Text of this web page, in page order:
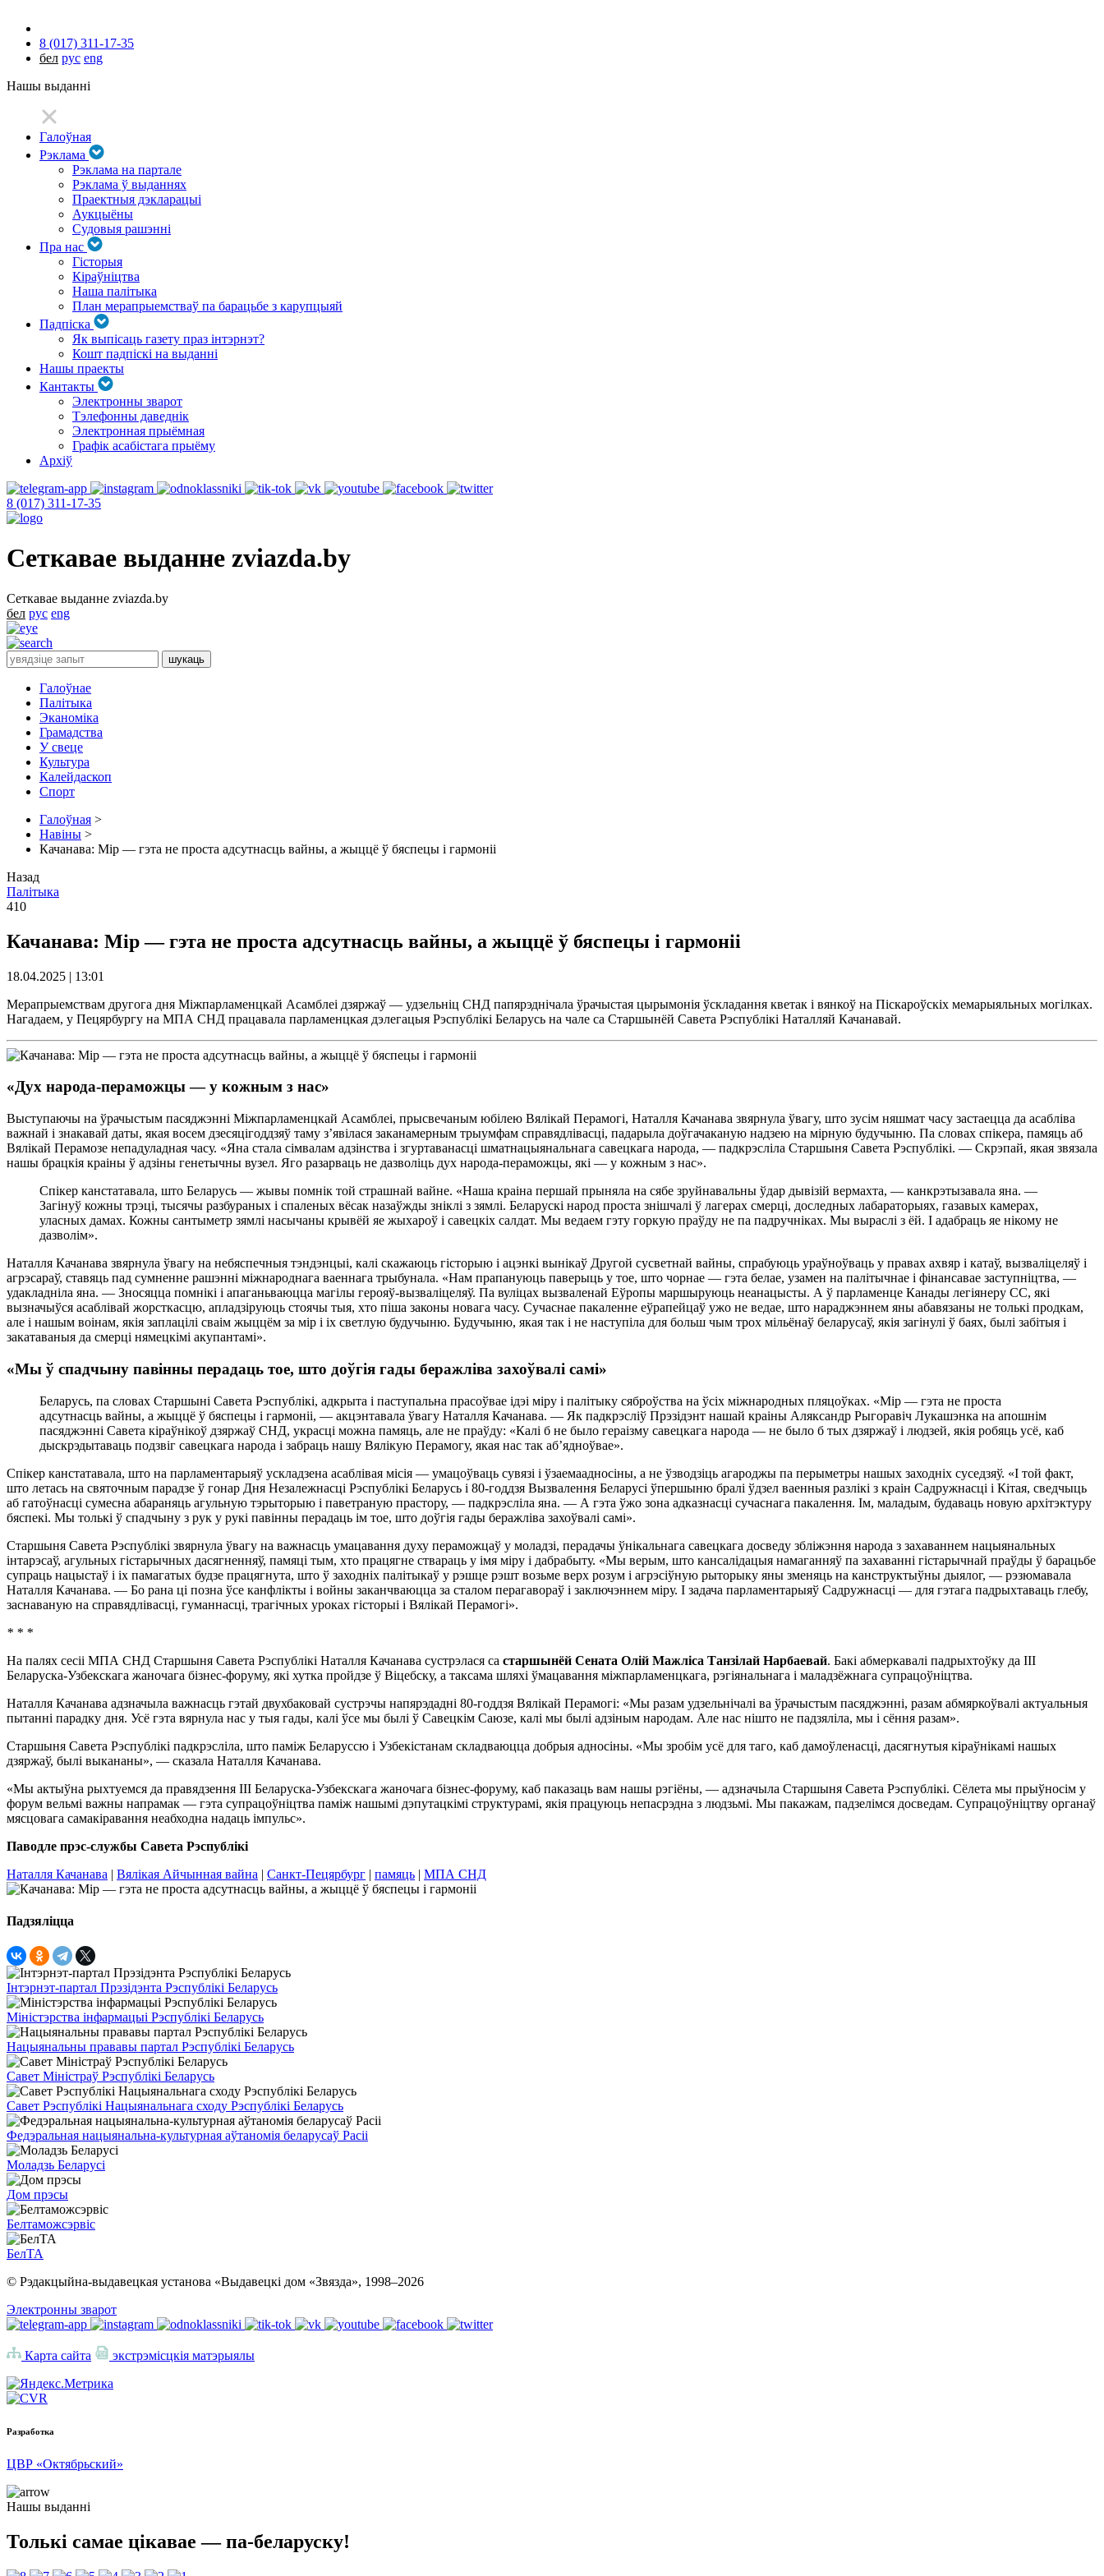
8 (017) 311-17-35
бел рус eng
Нашы выданні
Галоўная
Рэклама
Рэклама на партале
Рэклама ў выданнях
Праектныя дэкларацыі
Аукцыёны
Судовыя рашэнні
Пра нас
Гісторыя
Кіраўніцтва
Наша палітыка
План мерапрыемстваў па барацьбе з карупцыяй
Падпіска
Як выпісаць газету праз інтэрнэт?
Кошт падпіскі на выданні
Нашы праекты
Кантакты
Электронны зварот
Тэлефонны даведнік
Электронная прыёмная
Графік асабістага прыёму
Архіў
8 (017) 311-17-35
Сеткавае выданне zviazda.by
Сеткавае выданне zviazda.by
бел рус eng
Галоўнае
Палітыка
Эканоміка
Грамадства
У свеце
Культура
Калейдаскоп
Спорт
Галоўная >
Навіны >
Качанава: Мiр — гэта не проста адсутнасць вайны, а жыццё ў бяспецы i гармонii
Назад
Палітыка
410
Качанава: Мiр — гэта не проста адсутнасць вайны, а жыццё ў бяспецы i гармонii
18.04.2025 | 13:01
Мерапрыемствам другога дня Мiжпарламенцкай Асамблеi дзяржаў — удзельнiц СНД папярэднiчала ўрачыстая цырымонiя ўскладання кветак i вянкоў на Пiскароўскiх мемарыяльных могiлках.
Нагадаем, у Пецярбургу на МПА СНД працавала парламенцкая дэлегацыя Рэспублiкi Беларусь на чале са Старшынёй Савета Рэспублiкi Наталляй Качанавай.
«Дух народа-пераможцы — у кожным з нас»
Выступаючы на ўрачыстым пасяджэннi Мiжпарламенцкай Асамблеi, прысвечаным юбiлею Вялiкай Перамогi, Наталля Качанава звярнула ўвагу, што зусiм няшмат часу застаецца да асаблiва
важнай i знакавай даты, якая восем дзесяцiгоддзяў таму з’явiлася заканамерным трыумфам справядлiвасцi, падарыла доўгачаканую надзею на мiрную будучыню. Па словах спiкера, памяць аб
Вялiкай Перамозе непадуладная часу. «Яна стала сiмвалам адзiнства i згуртаванасцi шматнацыянальнага савецкага народа, — падкрэслiла Старшыня Савета Рэспублiкi. — Скрэпай, якая звязала
нашы брацкiя краiны ў адзiны генетычны вузел. Яго разарваць не дазволiць дух народа-пераможцы, якi — у кожным з нас».
Спiкер канстатавала, што Беларусь — жывы помнiк той страшнай вайне. «Наша краiна першай прыняла на сябе зруйнавальны ўдар дывiзiй вермахта, — канкрэтызавала яна. —
Загiнуў кожны трэцi, тысячы разбураных i спаленых вёсак назаўжды знiклi з зямлi. Беларускi народ проста знiшчалi ў лагерах смерцi, доследных лабараторыях, газавых камерах,
уласных дамах. Кожны сантыметр зямлi насычаны крывёй яе жыхароў i савецкiх салдат. Мы ведаем гэту горкую праўду не па падручнiках. Мы выраслi з ёй. I адабраць яе нiкому не
дазволiм».
Наталля Качанава звярнула ўвагу на небяспечныя тэндэнцыi, калi скажаюць гiсторыю i ацэнкi вынiкаў Другой сусветнай вайны, спрабуюць ураўноўваць у правах ахвяр i катаў, вызвалiцеляў i
агрэсараў, ставяць пад сумненне рашэннi мiжнароднага ваеннага трыбунала. «Нам прапануюць паверыць у тое, што чорнае — гэта белае, узамен на палiтычнае i фiнансавае заступнiцтва, —
удакладнiла яна. — Зносяцца помнiкi i апаганьваюцца магiлы герояў-вызвалiцеляў. Па вулiцах вызваленай Еўропы маршыруюць неанацысты. А ў парламенце Канады легiянеру СС, якi
вызначыўся асаблiвай жорсткасцю, апладзiруюць стоячы тыя, хто пiша законы новага часу. Сучаснае пакаленне еўрапейцаў ужо не ведае, што нараджэннем яны абавязаны не толькi продкам,
але i нашым воiнам, якiя заплацiлi сваiм жыццём за мiр i iх светлую будучыню. Будучыню, якая так i не наступiла для больш чым трох мiльёнаў беларусаў, якiя загiнулi ў баях, былi забiтыя i
закатаваныя да смерцi нямецкiмi акупантамi».
«Мы ў спадчыну павiнны перадаць тое, што доўгiя гады беражлiва захоўвалi самi»
Беларусь, па словах Старшынi Савета Рэспублiкi, адкрыта i паступальна прасоўвае iдэi мiру i палiтыку сяброўства на ўсiх мiжнародных пляцоўках. «Мiр — гэта не проста
адсутнасць вайны, а жыццё ў бяспецы i гармонii, — акцэнтавала ўвагу Наталля Качанава. — Як падкрэслiў Прэзiдэнт нашай краiны Аляксандр Рыгоравiч Лукашэнка на апошнiм
пасяджэннi Савета кiраўнiкоў дзяржаў СНД, украсцi можна памяць, але не праўду: «Калi б не было гераiзму савецкага народа — не было б тых дзяржаў i людзей, якiя робяць усё, каб
дыскрэдытаваць подзвiг савецкага народа i забраць нашу Вялiкую Перамогу, якая нас так аб’ядноўвае».
Спiкер канстатавала, што на парламентарыяў ускладзена асаблiвая мiсiя — умацоўваць сувязi i ўзаемаадносiны, а не ўзводзiць агароджы па перыметры нашых заходнiх суседзяў. «I той факт,
што летась на святочным парадзе ў гонар Дня Незалежнасцi Рэспублiкi Беларусь i 80-годдзя Вызвалення Беларусi ўпершыню бралi ўдзел ваенныя разлiкi з краiн Садружнасцi i Кiтая, сведчыць
аб гатоўнасцi сумесна абараняць агульную тэрыторыю i паветраную прастору, — падкрэслiла яна. — А гэта ўжо зона адказнасцi сучаснага пакалення. Iм, маладым, будаваць новую архiтэктуру
бяспекi. Мы толькi ў спадчыну з рук у рукi павiнны перадаць iм тое, што доўгiя гады беражлiва захоўвалi самi».
Старшыня Савета Рэспублiкi звярнула ўвагу на важнасць умацавання духу пераможцаў у моладзi, перадачы ўнiкальнага савецкага досведу зблiжэння народа з захаваннем нацыянальных
iнтарэсаў, агульных гiстарычных дасягненняў, памяцi тым, хто працягне ствараць у iмя мiру i дабрабыту. «Мы верым, што кансалiдацыя намаганняў па захаваннi гiстарычнай праўды ў барацьбе
супраць нацыстаў i iх памагатых будзе працягнута, што ў заходнiх палiтыкаў у рэшце рэшт возьме верх розум i агрэсiўную рыторыку яны зменяць на канструктыўны дыялог, — рэзюмавала
Наталля Качанава. — Бо рана цi позна ўсе канфлiкты i войны заканчваюцца за сталом перагавораў i заключэннем мiру. I задача парламентарыяў Садружнасцi — для гэтага падрыхтаваць глебу,
заснаваную на справядлiвасцi, гуманнасцi, трагiчных уроках гiсторыi i Вялiкай Перамогi».
* * *
На палях сесii МПА СНД Старшыня Савета Рэспублiкi Наталля Качанава сустрэлася са старшынёй Сената Олiй Мажлiса Танзiлай Нарбаевай. Бакi абмеркавалi падрыхтоўку да III
Беларуска-Узбекскага жаночага бiзнес-форуму, якi хутка пройдзе ў Вiцебску, а таксама шляхi ўмацавання мiжпарламенцкага, рэгiянальнага i маладзёжнага супрацоўнiцтва.
Наталля Качанава адзначыла важнасць гэтай двухбаковай сустрэчы напярэдаднi 80-годдзя Вялiкай Перамогi: «Мы разам удзельнiчалi ва ўрачыстым пасяджэннi, разам абмяркоўвалi актуальныя
пытаннi парадку дня. Усё гэта вярнула нас у тыя гады, калi ўсе мы былi ў Савецкiм Саюзе, калi мы былi адзiным народам. Але нас нiшто не падзялiла, мы i сёння разам».
Старшыня Савета Рэспублiкi падкрэслiла, што памiж Беларуссю i Узбекiстанам складваюцца добрыя адносiны. «Мы зробiм усё для таго, каб дамоўленасцi, дасягнутыя кiраўнiкамi нашых
дзяржаў, былi выкананы», — сказала Наталля Качанава.
«Мы актыўна рыхтуемся да правядзення III Беларуска-Узбекскага жаночага бiзнес-форуму, каб паказаць вам нашы рэгiёны, — адзначыла Старшыня Савета Рэспублiкi. Сёлета мы прыўносiм у
форум вельмi важны напрамак — гэта супрацоўнiцтва памiж нашымi дэпутацкiмi структурамi, якiя працуюць непасрэдна з людзьмi. Мы пакажам, падзелiмся досведам. Супрацоўнiцтву органаў
мясцовага самакiравання неабходна надаць iмпульс».
Паводле прэс-службы Савета Рэспублiкi
Наталля Качанава | Вялікая Айчынная вайна | Санкт-Пецярбург | памяць | МПА СНД
Падзяліцца
Інтэрнэт-партал Прэзідэнта Рэспублікі Беларусь
Міністэрства інфармацыі Рэспублікі Беларусь
Нацыянальны прававы партал Рэспублікі Беларусь
Савет Міністраў Рэспублікі Беларусь
Савет Рэспублікі Нацыянальнага сходу Рэспублікі Беларусь
Федэральная нацыянальна-культурная аўтаномія беларусаў Расіі
Моладзь Беларусі
Дом прэсы
Белтаможсэрвіс
БелТА
© Рэдакцыйна-выдавецкая установа «Выдавецкі дом «Звязда», 1998–2026
Электронны зварот
Карта сайта экстрэмісцкія матэрыялы
Разработка
ЦВР «Октябрьский»
Нашы выданні
Толькі самае цікавае — па-беларуску!